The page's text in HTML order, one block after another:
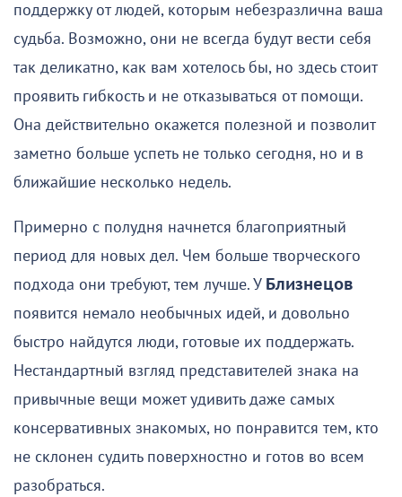
поддержку от людей, которым небезразлична ваша
судьба. Возможно, они не всегда будут вести себя
так деликатно, как вам хотелось бы, но здесь стоит
проявить гибкость и не отказываться от помощи.
Она действительно окажется полезной и позволит
заметно больше успеть не только сегодня, но и в
ближайшие несколько недель.
Примерно с полудня начнется благоприятный
период для новых дел. Чем больше творческого
подхода они требуют, тем лучше. У Близнецов
появится немало необычных идей, и довольно
быстро найдутся люди, готовые их поддержать.
Нестандартный взгляд представителей знака на
привычные вещи может удивить даже самых
консервативных знакомых, но понравится тем, кто
не склонен судить поверхностно и готов во всем
разобраться.